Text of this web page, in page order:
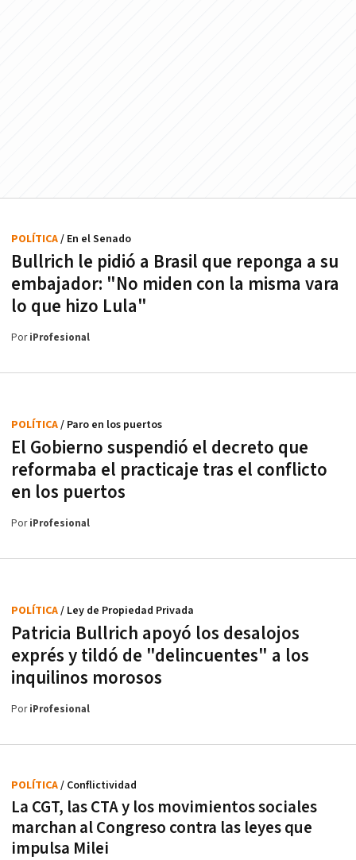
Bullrich le pidió a Brasil que reponga a su
embajador: "No miden con la misma vara
lo que hizo Lula"
POLÍTICA/ En el Senado
PoriProfesional
El Gobierno suspendió el decreto que
reformaba el practicaje tras el conflicto
en los puertos
POLÍTICA/ Paro en los puertos
PoriProfesional
Patricia Bullrich apoyó los desalojos
exprés y tildó de "delincuentes" a los
inquilinos morosos
POLÍTICA/ Ley de Propiedad Privada
PoriProfesional
La CGT, las CTA y los movimientos sociales
marchan al Congreso contra las leyes que
impulsa Milei
POLÍTICA/ Conflictividad